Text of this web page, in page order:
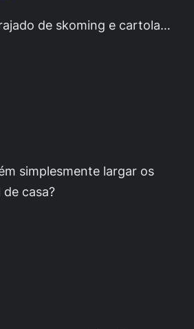
de skoming e cartola…
simplesmente largar os
casa?